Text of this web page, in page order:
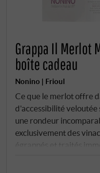
Grappa Il Merlot
boîte cadeau
Nonino | Frioul
Ce que le merlot offre
d'accessibilité
une rondeur
exclusivement des
égrappés et traités
fermentation